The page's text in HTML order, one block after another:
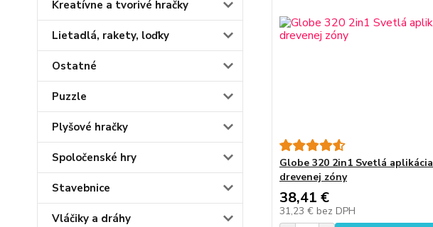
Kreatívne a tvorivé hračky
Lietadlá, rakety, loďky
Ostatné
Puzzle
Plyšové hračky
Spoločenské hry
Stavebnice
Vláčiky a dráhy
Globe 320 2in1 Svetlá aplikácia
drevenej zóny
38,41 €
31,23 € bez DPH